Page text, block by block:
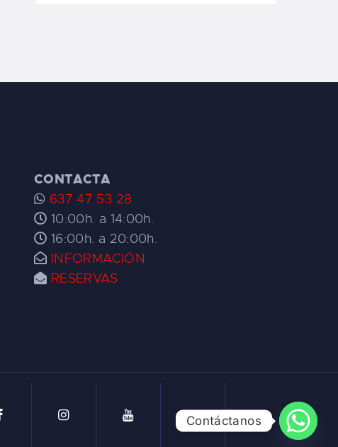
CONTACTA
637 47 53 28
10:00h. a 14:00h.
16:00h. a 20:00h.
INFORMACIÓN
RESERVAS
Contáctanos